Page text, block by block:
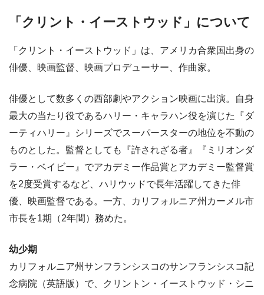
「クリント・イーストウッド」について
「クリント・イーストウッド」は、アメリカ合衆国出身の
俳優、映画監督、映画プロデューサー、作曲家。
俳優として数多くの西部劇やアクション映画に出演。自身
最大の当たり役であるハリー・キャラハン役を演じた『ダ
ーティハリー』シリーズでスーパースターの地位を不動の
ものとした。監督としても『許されざる者』『ミリオンダ
ラー・ベイビー』でアカデミー作品賞とアカデミー監督賞
を2度受賞するなど、ハリウッドで長年活躍してきた俳
優、映画監督である。一方、カリフォルニア州カーメル市
市長を1期（2年間）務めた。
幼少期
カリフォルニア州サンフランシスコのサンフランシスコ記
念病院（英語版）で、クリントン・イーストウッド・シニ